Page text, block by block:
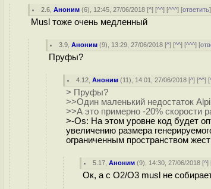
2.6 ,Аноним (6), 12:45, 27/06/2018 [^] [^^] [^^^] [ответить
Musl тоже очень медленный
3.9 ,Аноним (9), 13:29, 27/06/2018 [^] [^^] [^^^] [
Пруфы?
4.12 ,Аноним (11), 14:01, 27/06/2018 [^] [^^] [
> Пруфы?
>>Один маленький недостаток
>>А это примерно -20% скорости
>-Os: На этом уровне код будет
увеличению размера
ограниченным пространством
5.17 ,Аноним (9), 14:30, 27/06/2018 [^]
Ок, а с O2/O3 musl не